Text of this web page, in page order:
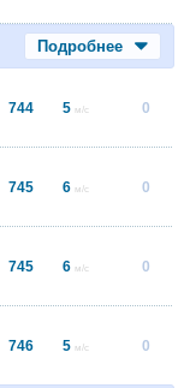
Подробнее
744 5 м/с 0
745 6 м/с 0
745 6 м/с 0
746 5 м/с 0